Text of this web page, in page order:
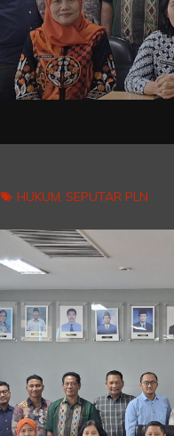
HUKUM SEPUTAR PLN